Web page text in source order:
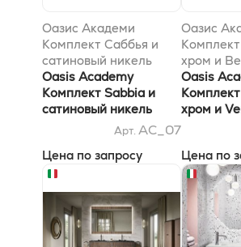
Оазис Академи
Комплект Саббья и
сатиновый никель
L140 x W53 x H84 cm
Oasis Academy
Комплект Sabbia и
сатиновый никель
L140 x W53 x H84 cm
Арт. AC_07
Цена по запросу
Оазис
хром и
L85 x
Oasis
хром и
L85 x
Цена по